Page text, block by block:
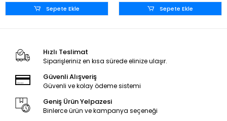
Sepete Ekle Sepete Ekle
Hızlı Teslimat
Siparişleriniz en kısa sürede elinize ulaşır.
Güvenli Alışveriş
Güvenli ve kolay ödeme sistemi
Geniş Ürün Yelpazesi
Binlerce ürün ve kampanya seçeneği